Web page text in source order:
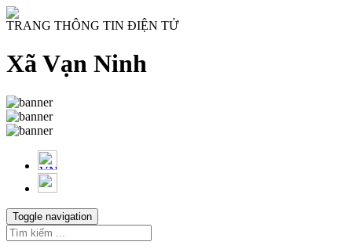
TRANG THÔNG TIN ĐIỆN TỬ
Xã Vạn Ninh
Toggle navigation